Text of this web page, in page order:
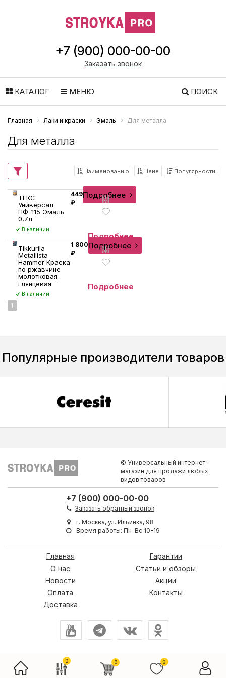
+7 (900) 000-00-00
Заказать звонок
КАТАЛОГ МЕНЮ ПОИСК
Главная Лаки и краски Эмаль Для металла
Для металла
Наименованию Цене Популярности
ТЕКС
Универсал
ПФ-115 Эмаль
0,7л
В наличии
449
₽
Подробнее
Подробнее
Tikkurila
Metallista
Hammer Краска
по ржавчине
молотковая
глянцевая
В наличии
1 800
₽
Подробнее
Подробнее
1
Популярные производители товаров
© Универсальный интернет-
магазин для продажи любых
видов товаров
+7 (900) 000-00-00
Заказать обратный звонок
г. Москва, ул. Ильинка, 98
Время работы: Пн-Вс 10-19
Главная
О нас
Новости
Оплата
Доставка
Гарантии
Статьи и обзоры
Акции
Контакты
0
0 0